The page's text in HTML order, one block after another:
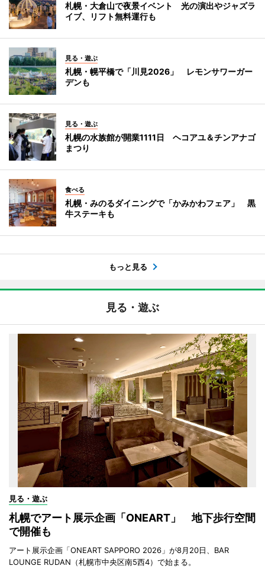
札幌・大倉山で夜景イベント 光の演出やジャズラ
イブ、リフト無料運行も
見る・遊ぶ
札幌・幌平橋で「川見2026」 レモンサワーガー
デンも
見る・遊ぶ
札幌の水族館が開業1111日 ヘコアユ＆チンアナゴ
まつり
食べる
札幌・みのるダイニングで「かみかわフェア」 黒
牛ステーキも
もっと見る
見る・遊ぶ
見る・遊ぶ
札幌でアート展示企画「ONEART」 地下歩行空間
で開催も
アート展示企画「ONEART SAPPORO 2026」が8月20日、BAR
LOUNGE RUDAN（札幌市中央区南5西4）で始まる。